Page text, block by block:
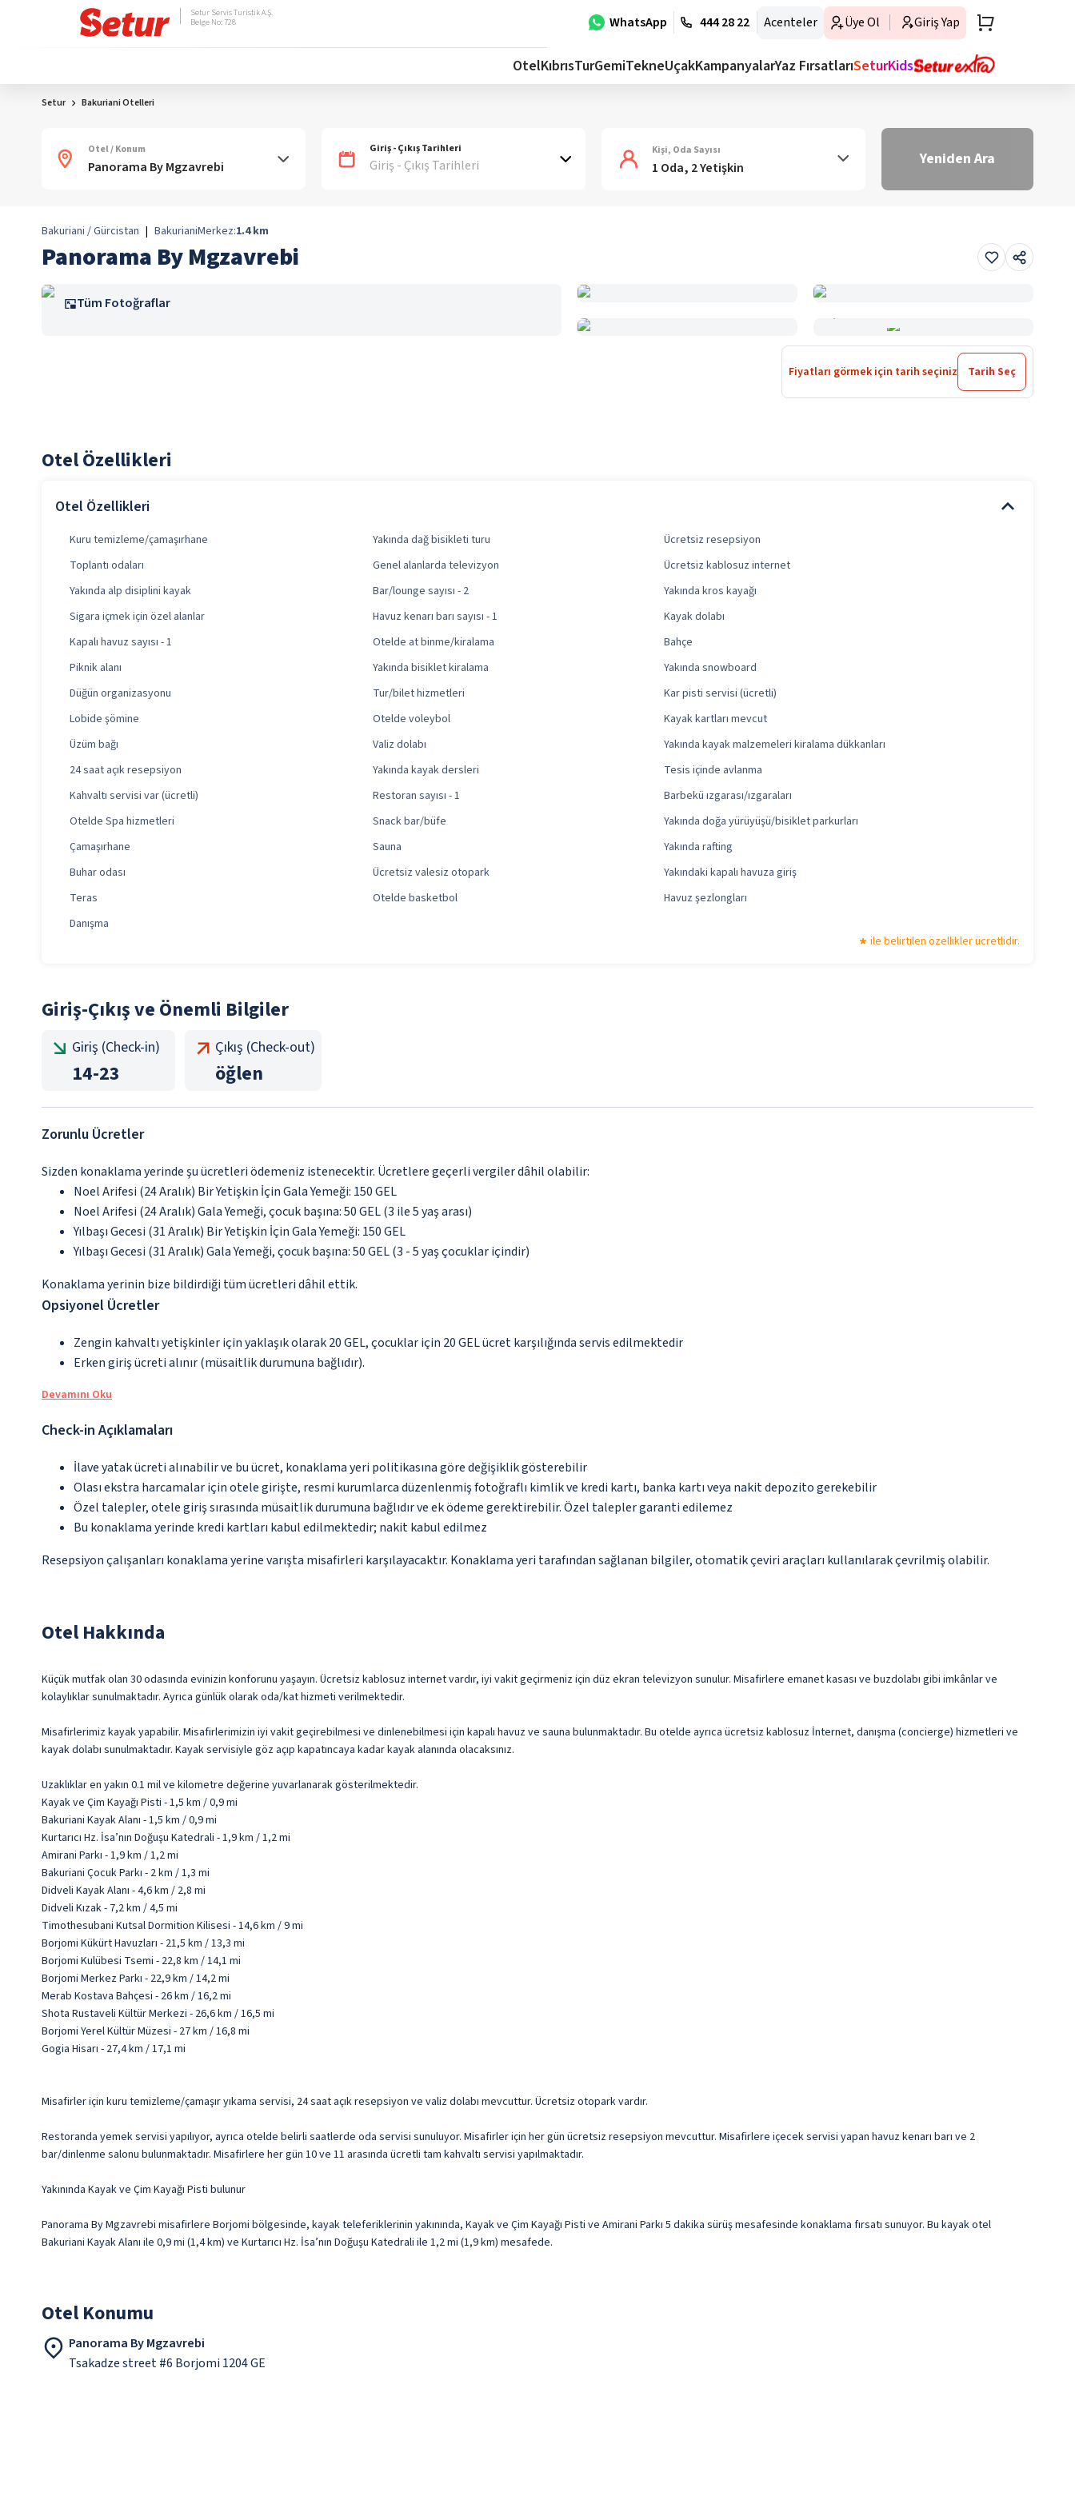
WhatsApp 444 28 22 Acenteler Üye Ol Giriş Yap
Setur Servis Turistik A.Ş.
Belge No: 728
OtelKıbrısTurGemiTekneUçakKampanyalarYaz FırsatlarıSeturKids
Setur Bakuriani Otelleri
Otel / Konum Giriş - Çıkış Tarihleri
Giriş - Çıkış Tarihleri
Kişi, Oda Sayısı
1 Oda, 2 Yetişkin Yeniden Ara
Bakuriani / Gürcistan | BakurianiMerkez:1.4 km
Panorama By Mgzavrebi
Tüm Fotoğraflar
Fiyatları görmek için tarih seçiniz Tarih Seç
Otel Özellikleri
Otel Özellikleri
Kuru temizleme/çamaşırhane Yakında dağ bisikleti turu
Ücretsiz resepsiyon
Toplantı odaları
Genel alanlarda televizyon
Ücretsiz kablosuz internet
Yakında alp disiplini kayak
Bar/lounge sayısı - 2
Yakında kros kayağı
Sigara içmek için özel alanlar
Havuz kenarı barı sayısı - 1
Kayak dolabı
Kapalı havuz sayısı - 1
Otelde at binme/kiralama
Bahçe
Piknik alanı
Yakında bisiklet kiralama
Yakında snowboard
Düğün organizasyonu
Tur/bilet hizmetleri
Kar pisti servisi (ücretli)
Lobide şömine
Otelde voleybol
Kayak kartları mevcut
Üzüm bağı
Valiz dolabı
Yakında kayak malzemeleri kiralama dükkanları
24 saat açık resepsiyon
Yakında kayak dersleri
Tesis içinde avlanma
Kahvaltı servisi var (ücretli)
Restoran sayısı - 1
Barbekü ızgarası/ızgaraları
Otelde Spa hizmetleri
Snack bar/büfe
Yakında doğa yürüyüşü/bisiklet parkurları
Çamaşırhane
Sauna
Yakında rafting
Buhar odası
Ücretsiz valesiz otopark
Yakındaki kapalı havuza giriş
Teras
Otelde basketbol
Havuz şezlongları
Danışma
ile belirtilen özellikler ücretlidir.
Giriş-Çıkış ve Önemli Bilgiler
Giriş (Check-in)
14-23
Çıkış (Check-out)
öğlen
Zorunlu Ücretler
Sizden konaklama yerinde şu ücretleri ödemeniz istenecektir. Ücretlere geçerli vergiler dâhil olabilir:
Noel Arifesi (24 Aralık) Bir Yetişkin İçin Gala Yemeği: 150 GEL
Noel Arifesi (24 Aralık) Gala Yemeği, çocuk başına: 50 GEL (3 ile 5 yaş arası)
Yılbaşı Gecesi (31 Aralık) Bir Yetişkin İçin Gala Yemeği: 150 GEL
Yılbaşı Gecesi (31 Aralık) Gala Yemeği, çocuk başına: 50 GEL (3 - 5 yaş çocuklar içindir)
Konaklama yerinin bize bildirdiği tüm ücretleri dâhil ettik.
Opsiyonel Ücretler
Zengin kahvaltı yetişkinler için yaklaşık olarak 20 GEL, çocuklar için 20 GEL ücret karşılığında servis edilmektedir
Erken giriş ücreti alınır (müsaitlik durumuna bağlıdır).
Devamını Oku
Check-in Açıklamaları
İlave yatak ücreti alınabilir ve bu ücret, konaklama yeri politikasına göre değişiklik gösterebilir
Olası ekstra harcamalar için otele girişte, resmi kurumlarca düzenlenmiş fotoğraflı kimlik ve kredi kartı, banka kartı veya nakit depozito gerekebilir
Özel talepler, otele giriş sırasında müsaitlik durumuna bağlıdır ve ek ödeme gerektirebilir. Özel talepler garanti edilemez
Bu konaklama yerinde kredi kartları kabul edilmektedir; nakit kabul edilmez
Resepsiyon çalışanları konaklama yerine varışta misafirleri karşılayacaktır. Konaklama yeri tarafından sağlanan bilgiler, otomatik çeviri araçları kullanılarak çevrilmiş olabilir.
Otel Hakkında
Küçük mutfak olan 30 odasında evinizin konforunu yaşayın. Ücretsiz kablosuz internet vardır, iyi vakit geçirmeniz için düz ekran televizyon sunulur. Misafirlere emanet kasası ve buzdolabı gibi imkânlar ve
kolaylıklar sunulmaktadır. Ayrıca günlük olarak oda/kat hizmeti verilmektedir.
Misafirlerimiz kayak yapabilir. Misafirlerimizin iyi vakit geçirebilmesi ve dinlenebilmesi için kapalı havuz ve sauna bulunmaktadır. Bu otelde ayrıca ücretsiz kablosuz İnternet, danışma (concierge) hizmetleri ve
kayak dolabı sunulmaktadır. Kayak servisiyle göz açıp kapatıncaya kadar kayak alanında olacaksınız.
Uzaklıklar en yakın 0.1 mil ve kilometre değerine yuvarlanarak gösterilmektedir.
Kayak ve Çim Kayağı Pisti - 1,5 km / 0,9 mi
Bakuriani Kayak Alanı - 1,5 km / 0,9 mi
Kurtarıcı Hz. İsa’nın Doğuşu Katedrali - 1,9 km / 1,2 mi
Amirani Parkı - 1,9 km / 1,2 mi
Bakuriani Çocuk Parkı - 2 km / 1,3 mi
Didveli Kayak Alanı - 4,6 km / 2,8 mi
Didveli Kızak - 7,2 km / 4,5 mi
Timothesubani Kutsal Dormition Kilisesi - 14,6 km / 9 mi
Borjomi Kükürt Havuzları - 21,5 km / 13,3 mi
Borjomi Kulübesi Tsemi - 22,8 km / 14,1 mi
Borjomi Merkez Parkı - 22,9 km / 14,2 mi
Merab Kostava Bahçesi - 26 km / 16,2 mi
Shota Rustaveli Kültür Merkezi - 26,6 km / 16,5 mi
Borjomi Yerel Kültür Müzesi - 27 km / 16,8 mi
Gogia Hisarı - 27,4 km / 17,1 mi
Misafirler için kuru temizleme/çamaşır yıkama servisi, 24 saat açık resepsiyon ve valiz dolabı mevcuttur. Ücretsiz otopark vardır.
Restoranda yemek servisi yapılıyor, ayrıca otelde belirli saatlerde oda servisi sunuluyor. Misafirler için her gün ücretsiz resepsiyon mevcuttur. Misafirlere içecek servisi yapan havuz kenarı barı ve 2
bar/dinlenme salonu bulunmaktadır. Misafirlere her gün 10 ve 11 arasında ücretli tam kahvaltı servisi yapılmaktadır.
Yakınında Kayak ve Çim Kayağı Pisti bulunur
Panorama By Mgzavrebi misafirlere Borjomi bölgesinde, kayak teleferiklerinin yakınında, Kayak ve Çim Kayağı Pisti ve Amirani Parkı 5 dakika sürüş mesafesinde konaklama fırsatı sunuyor. Bu kayak otel
Bakuriani Kayak Alanı ile 0,9 mi (1,4 km) ve Kurtarıcı Hz. İsa’nın Doğuşu Katedrali ile 1,2 mi (1,9 km) mesafede.
Otel Konumu
Panorama By Mgzavrebi
Tsakadze street #6 Borjomi 1204 GE